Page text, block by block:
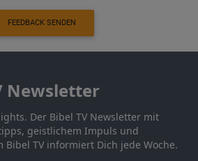
FEEDBACK SENDEN
Newsletter
Der Bibel TV Newsletter mit
geistlichem Impuls und
TV informiert Dich jede Woche.